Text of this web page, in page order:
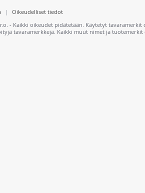
|
Oikeudelliset tiedot
r.o. - Kaikki oikeudet pidätetään. Käytetyt tavaramerkit
tavaramerkkejä. Kaikki muut nimet ja